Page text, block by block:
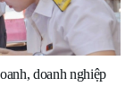
doanh nghiệp